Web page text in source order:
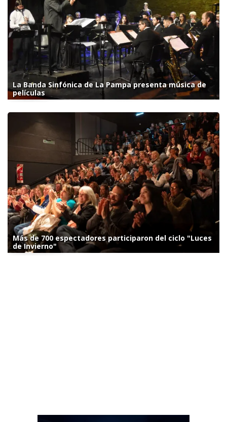
La Banda Sinfónica de La Pampa presenta música de
películas
Más de 700 espectadores participaron del ciclo "Luces
de Invierno"